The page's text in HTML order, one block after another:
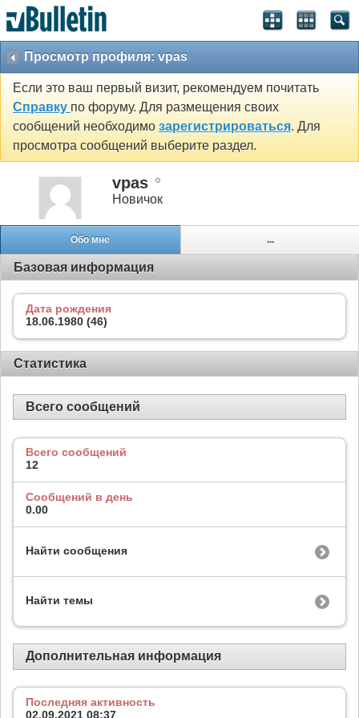
Просмотр профиля: vpas
Если это ваш первый визит, рекомендуем почитать
Справку по форуму. Для размещения своих
сообщений необходимо зарегистрироваться. Для
просмотра сообщений выберите раздел.
vpas
Новичок
Обо мне ...
Базовая информация
Дата рождения
18.06.1980 (46)
Статистика
Всего сообщений
Всего сообщений
12
Сообщений в день
0.00
Найти сообщения
Найти темы
Дополнительная информация
Последняя активность
02.09.2021 08:37